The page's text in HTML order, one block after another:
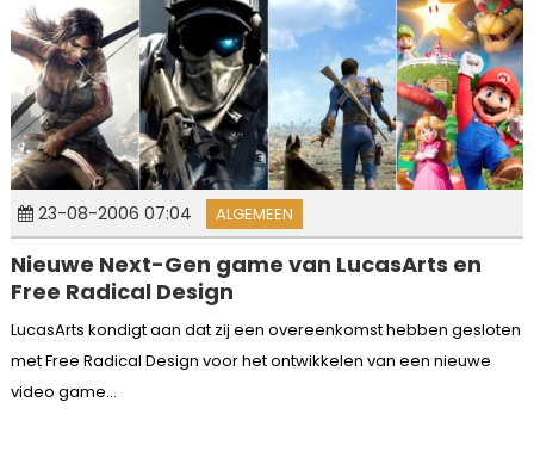
23-08-2006 07:04 ALGEMEEN
Nieuwe Next-Gen game van LucasArts en
Free Radical Design
LucasArts kondigt aan dat zij een overeenkomst hebben gesloten
met Free Radical Design voor het ontwikkelen van een nieuwe
video game...